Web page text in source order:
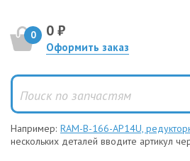
0 0 ₽
Оформить заказ
Например: RAM-B-166-AP14U,
нескольких деталей вводите артикул